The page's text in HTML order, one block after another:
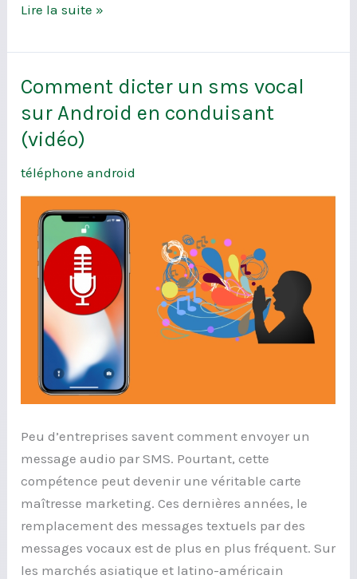
Lire la suite »
Comment dicter un sms vocal
sur Android en conduisant
(vidéo)
téléphone android
Peu d’entreprises savent comment envoyer un
message audio par SMS. Pourtant, cette
compétence peut devenir une véritable carte
maîtresse marketing. Ces dernières années, le
remplacement des messages textuels par des
messages vocaux est de plus en plus fréquent. Sur
les marchés asiatique et latino-américain
Comment
dicter
un
sms
vocal
sur
Android
conduisant
(vidéo)